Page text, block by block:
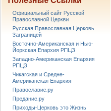
Официальный сайт Русской
Православной Церкви
Русская Православная Церковь
Заграницей
Восточно-Американская и Нью-
Йоркская Епархия РПЦЗ
Западно-Американская Епархия
РПЦЗ
Чикагская и Средне-
Американская Епархия
Православие.ру
Предание.ру
Приходы-Церковь это Жизнь